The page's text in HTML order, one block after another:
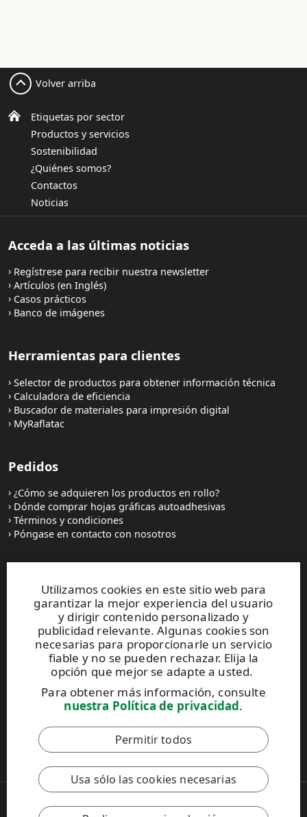
Utilizamos cookies en este sitio web para
garantizar la mejor experiencia del usuario
y dirigir contenido personalizado y
publicidad relevante. Algunas cookies son
necesarias para proporcionarle un servicio
fiable y no se pueden rechazar. Elija la
opción que mejor se adapte a usted.
Para obtener más información, consulte
nuestra Política de privacidad.
Permitir todos
Usa sólo las cookies necesarias
Etiquetas por sector
Productos y servicios
Sostenibilidad
¿Quiénes somos?
Contactos
Noticias
Volver arriba
Acceda a las últimas noticias
Regístrese para recibir nuestra newsletter
Artículos (en Inglés)
Casos prácticos
Banco de imágenes
Herramientas para clientes
Selector de productos para obtener información técnica
Calculadora de eficiencia
Buscador de materiales para impresión digital
MyRaflatac
Pedidos
¿Cómo se adquieren los productos en rollo?
Dónde comprar hojas gráficas autoadhesivas
Términos y condiciones
Póngase en contacto con nosotros
UPM Raflatac Graphics Solutions
UPM Raflatac Office Products
UPM Raflatac Industrial Removables
Contactos
Este sitio está protegido por reCAPTCHA y se aplican
Política de privacidad y losTérminos de servicio
Código de Conducta de UPM
Copyright © 2026 UPM